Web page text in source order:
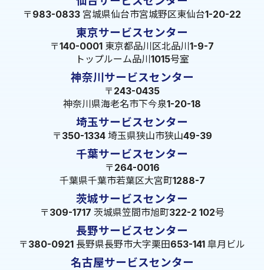
〒983-0833 宮城県仙台市宮城野区東仙台1-20-22
東京サービスセンター
〒140-0001 東京都品川区北品川1-9-7
トップルーム品川1015号室
神奈川サービスセンター
〒243-0435
神奈川県海老名市下今泉1-20-18
埼玉サービスセンター
〒350-1334 埼玉県狭山市狭山49-39
千葉サービスセンター
〒264-0016
千葉県千葉市若葉区大宮町1288-7
茨城サービスセンター
〒309-1717 茨城県笠間市旭町322-2 102号
長野サービスセンター
〒380-0921 長野県長野市大字栗田653-141 皐月ビル
名古屋サービスセンター